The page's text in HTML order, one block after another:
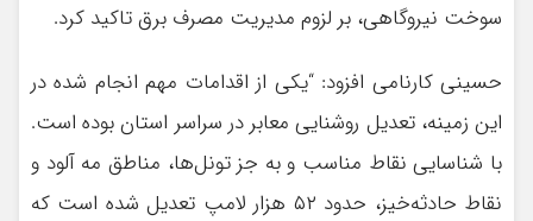
سوخت نیروگاهی، بر لزوم مدیریت مصرف برق تاکید کرد.
حسینی کارنامی افزود: “یکی از اقدامات مهم انجام شده در
این زمینه، تعدیل روشنایی معابر در سراسر استان بوده است.
با شناسایی نقاط مناسب و به جز تونل‌ها، مناطق مه آلود و
نقاط حادثه‌خیز، حدود ۵۲ هزار لامپ تعدیل شده است که